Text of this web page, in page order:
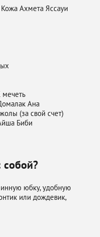
Ахмета Яссауи
Ана
⁣⁣(за свой счет)
Биби
собой?
юбку, удобную
или дождевик,